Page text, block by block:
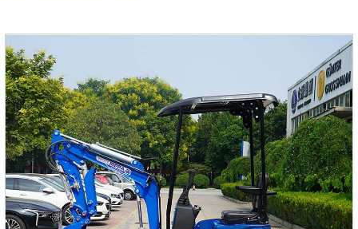
профессионалов, которым требуется надежная
техника.Благодаря своей телескопической стреле,
способной поднимать груз на высоту до 5,5 метров, этот
погрузчик обеспечивает отличную маневренность и
точность в работе.